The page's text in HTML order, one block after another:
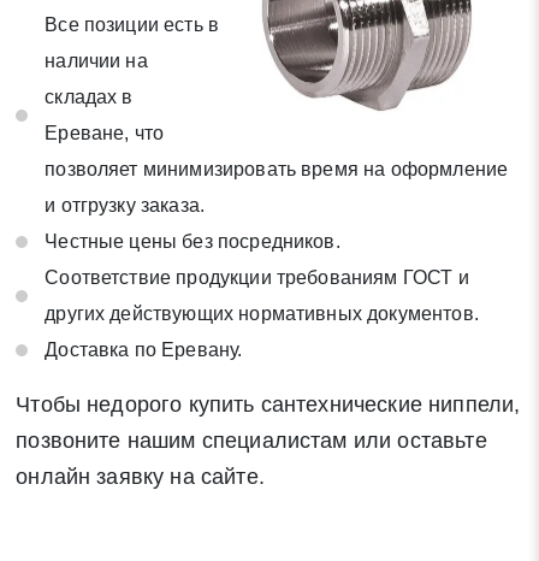
Все позиции есть в
наличии на
складах в
Ереване, что
позволяет минимизировать время на оформление
и отгрузку заказа.
Честные цены без посредников.
Соответствие продукции требованиям ГОСТ и
других действующих нормативных документов.
Доставка по Еревану.
Чтобы недорого купить сантехнические ниппели,
позвоните нашим специалистам или оставьте
онлайн заявку на сайте.